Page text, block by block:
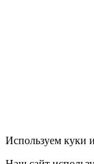
Используем куки